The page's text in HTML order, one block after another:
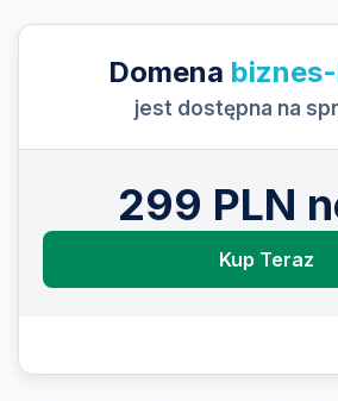
Domena
jest dostępna na
299 PLN
Kup Teraz